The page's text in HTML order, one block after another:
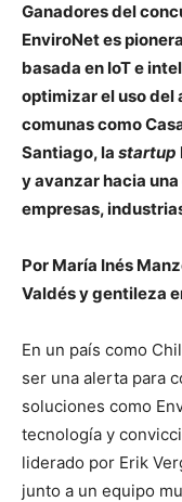
Ganadores del
EnviroNet es
basada en IoT e
optimizar el uso del
comunas como
Santiago, la startup
y avanzar hacia
empresas,
Por María Inés
Valdés y gentileza
En un país como
ser una alerta para
soluciones como
tecnología y
liderado por Erik
junto a un equipo